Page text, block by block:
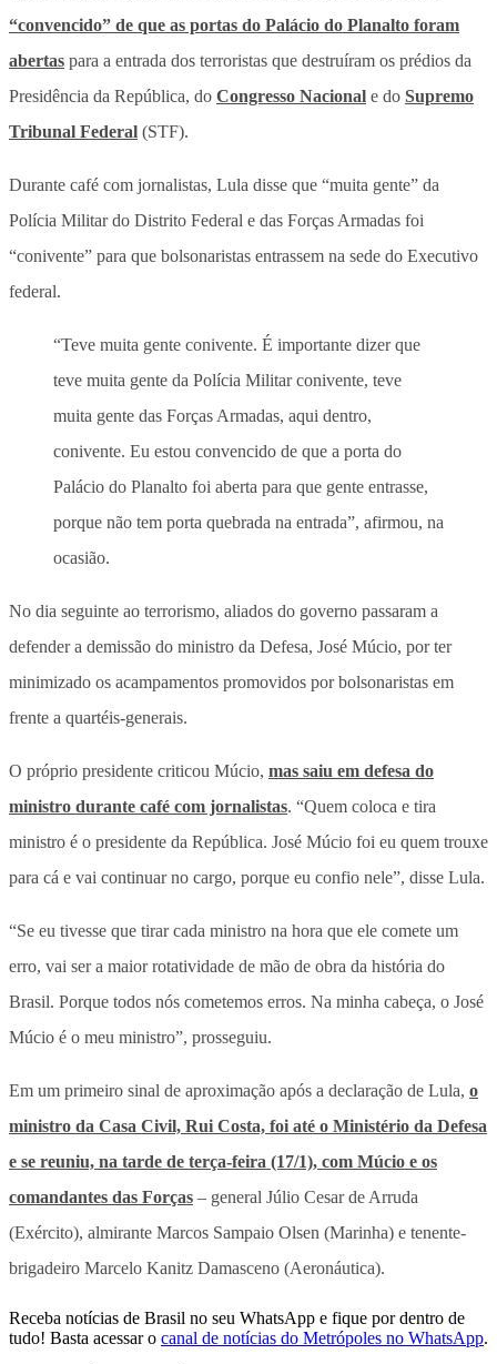
“convencido” de que as portas do Palácio do Planalto foram
abertas para a entrada dos terroristas que destruíram os prédios da
Presidência da República, do Congresso Nacional e do Supremo
Tribunal Federal (STF).
Durante café com jornalistas, Lula disse que “muita gente” da
Polícia Militar do Distrito Federal e das Forças Armadas foi
“conivente” para que bolsonaristas entrassem na sede do Executivo
federal.
“Teve muita gente conivente. É importante dizer que
teve muita gente da Polícia Militar conivente, teve
muita gente das Forças Armadas, aqui dentro,
conivente. Eu estou convencido de que a porta do
Palácio do Planalto foi aberta para que gente entrasse,
porque não tem porta quebrada na entrada”, afirmou, na
ocasião.
No dia seguinte ao terrorismo, aliados do governo passaram a
defender a demissão do ministro da Defesa, José Múcio, por ter
minimizado os acampamentos promovidos por bolsonaristas em
frente a quartéis-generais.
O próprio presidente criticou Múcio, mas saiu em defesa do
ministro durante café com jornalistas. “Quem coloca e tira
ministro é o presidente da República. José Múcio foi eu quem trouxe
para cá e vai continuar no cargo, porque eu confio nele”, disse Lula.
“Se eu tivesse que tirar cada ministro na hora que ele comete um
erro, vai ser a maior rotatividade de mão de obra da história do
Brasil. Porque todos nós cometemos erros. Na minha cabeça, o José
Múcio é o meu ministro”, prosseguiu.
Em um primeiro sinal de aproximação após a declaração de Lula, o
ministro da Casa Civil, Rui Costa, foi até o Ministério da Defesa
e se reuniu, na tarde de terça-feira (17/1), com Múcio e os
comandantes das Forças – general Júlio Cesar de Arruda
(Exército), almirante Marcos Sampaio Olsen (Marinha) e tenente-
brigadeiro Marcelo Kanitz Damasceno (Aeronáutica).
Receba notícias de Brasil no seu WhatsApp e fique por dentro de
tudo! Basta acessar o canal de notícias do Metrópoles no WhatsApp.